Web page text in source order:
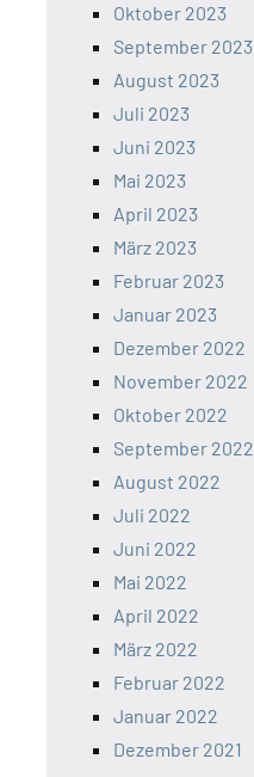
Oktober 2023
September 2023
August 2023
Juli 2023
Juni 2023
Mai 2023
April 2023
März 2023
Februar 2023
Januar 2023
Dezember 2022
November 2022
Oktober 2022
September 2022
August 2022
Juli 2022
Juni 2022
Mai 2022
April 2022
März 2022
Februar 2022
Januar 2022
Dezember 2021